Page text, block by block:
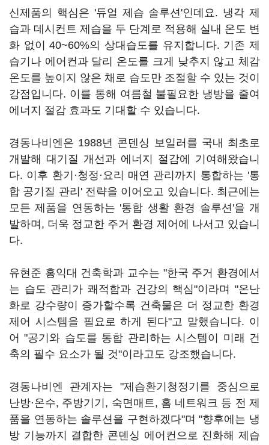
신제품의 핵심은 '듀얼 제습 솔루션'인데요. 냉각 제
습과 데시컨트 제습을 두 단계로 적용해 실내 온도 변
화 없이 40~60%의 상대습도를 유지합니다. 기존 제
습기나 에어컨과 달리 온도를 크게 낮추지 않고 체감
온도를 높이지 않은 채로 습도만 조절할 수 있는 것이
강점입니다. 이를 통해 여름철 불필요한 냉방을 줄여
에너지 절감 효과도 기대할 수 있습니다.
경동나비엔은 1988년 콘덴싱 보일러를 국내 최초로
개발해 대기질 개선과 에너지 절감에 기여해왔습니
다. 이후 환기·청정·요리 매연 관리까지 통합하는 '통
합 공기질 관리' 전략을 이어오고 있습니다. 최근에는
모든 제품을 연동하는 '통합 생활 환경 솔루션'을 개
발하며, 더욱 정교한 주거 환경 제어에 나서고 있습니
다.
유현준 홍익대 건축학과 교수는 "한국 주거 환경에서
는 습도 관리가 쾌적함과 건강의 핵심"이라며 "온난
화로 강수량이 증가할수록 건축물은 더 정교한 환경
제어 시스템을 필요로 하게 된다"고 말했습니다. 이
어 "공기와 습도를 통합 관리하는 시스템이 미래 건
축의 필수 요소가 될 것"이라고도 강조했습니다.
경동나비엔 관계자는 "제습환기청정기를 중심으로
난방·온수, 주방기기, 숙면매트, 홈 네트워크 등 전 제
품을 연동하는 솔루션을 구현하겠다"며 "향후에는 냉
방 기능까지 결합한 콘덴싱 에어컨으로 진화해 제습